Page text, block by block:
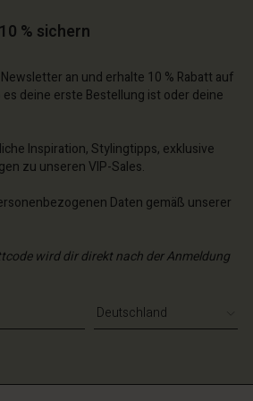
% sichern
an und erhalte 10 % Rabatt auf
deine erste Bestellung ist oder deine
Inspiration, Stylingtipps, exklusive
zu unseren VIP-Sales.
Daten gemäß unserer
wird dir direkt nach der Anmeldung